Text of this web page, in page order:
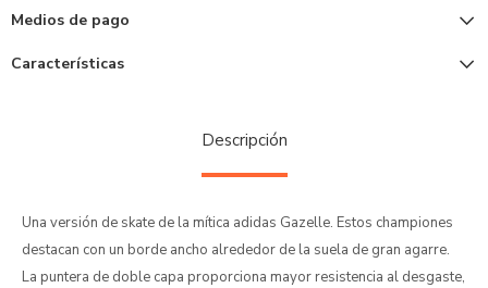
Medios de pago
Características
Descripción
Una versión de skate de la mítica adidas Gazelle. Estos championes
destacan con un borde ancho alrededor de la suela de gran agarre.
La puntera de doble capa proporciona mayor resistencia al desgaste,